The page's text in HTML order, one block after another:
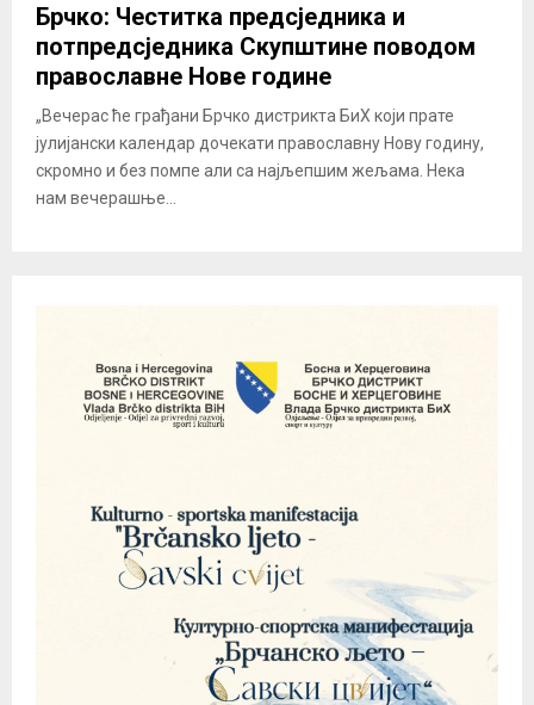
Брчко: Честитка предсједника и
потпредсједника Скупштине поводом
православне Нове године
„Вечерас ће грађани Брчко дистрикта БиХ који прате
јулијански календар дочекати православну Нову годину,
скромно и без помпе али са најљепшим жељама. Нека
нам вечерашње...